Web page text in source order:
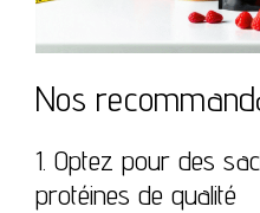
Nos
1. Optez pour des
protéines de qualité